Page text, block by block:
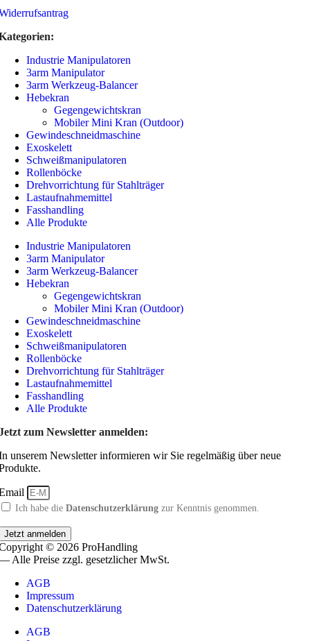
Industrie Manipulatoren
3arm Manipulator
3arm Werkzeug-Balancer
Hebekran
Gegengewichtskran
Mobiler Mini Kran (Outdoor)
Gewindeschneidmaschine
Exoskelett
Schweißmanipulatoren
Rollenböcke
Drehvorrichtung für Stahlträger
Lastaufnahmemittel
Fasshandling
Alle Produkte
Industrie Manipulatoren
3arm Manipulator
3arm Werkzeug-Balancer
Hebekran
Gegengewichtskran
Mobiler Mini Kran (Outdoor)
Gewindeschneidmaschine
Exoskelett
Schweißmanipulatoren
Rollenböcke
Drehvorrichtung für Stahlträger
Lastaufnahmemittel
Fasshandling
Alle Produkte
zum Newsletter anmelden:
unserem Newsletter informieren wir Sie regelmäßig über neue
Ich habe die Datenschutzerklärung zur Kenntnis genommen.
Jetzt anmelden
© 2026 ProHandling
Alle Preise zzgl. gesetzlicher MwSt.
AGB
Impressum
Datenschutzerklärung
AGB